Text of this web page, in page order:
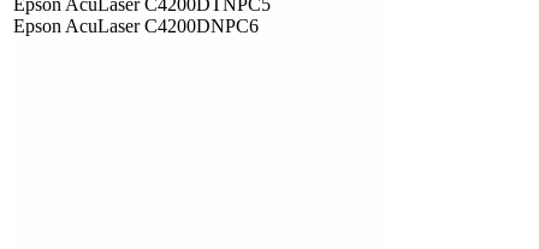
Epson AcuLaser C4200DTNPC5
Epson AcuLaser C4200DNPC6